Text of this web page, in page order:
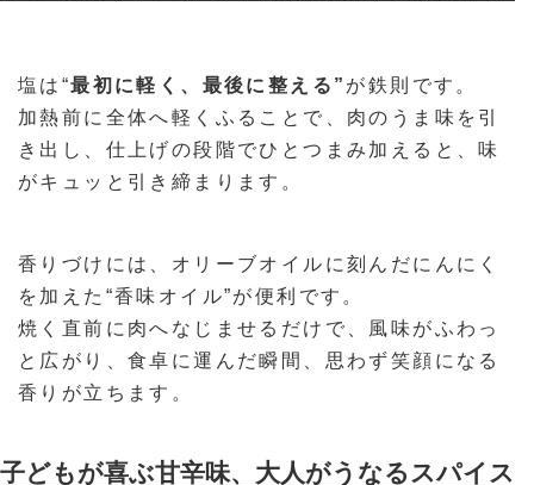
塩は“最初に軽く、最後に整える” が鉄則です。
加熱前に全体へ軽くふることで、肉のうま味を引
き出し、仕上げの段階でひとつまみ加えると、味
がキュッと引き締まります。
香りづけには、オリーブオイルに刻んだにんにく
を加えた“香味オイル”が便利です。
焼く直前に肉へなじませるだけで、風味がふわっ
と広がり、食卓に運んだ瞬間、思わず笑顔になる
香りが立ちます。
子どもが喜ぶ甘辛味、大人がうなるスパイス